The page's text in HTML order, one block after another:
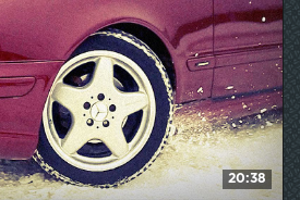
20:38